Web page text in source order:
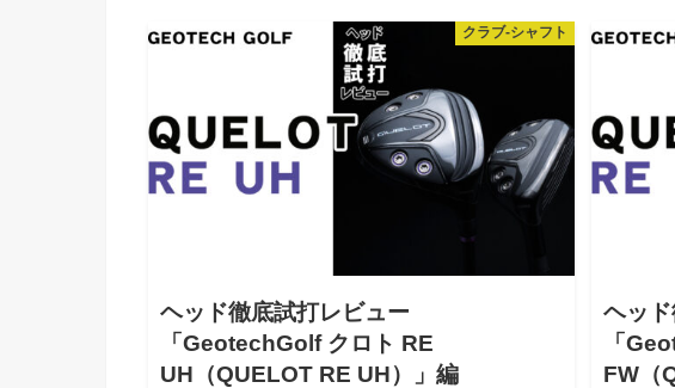
クラブ-シャフト
ヘッド徹底試打レビュー
「GeotechGolf クロト RE
UH（QUELOT RE UH）」編
ヘッ
「
FW（